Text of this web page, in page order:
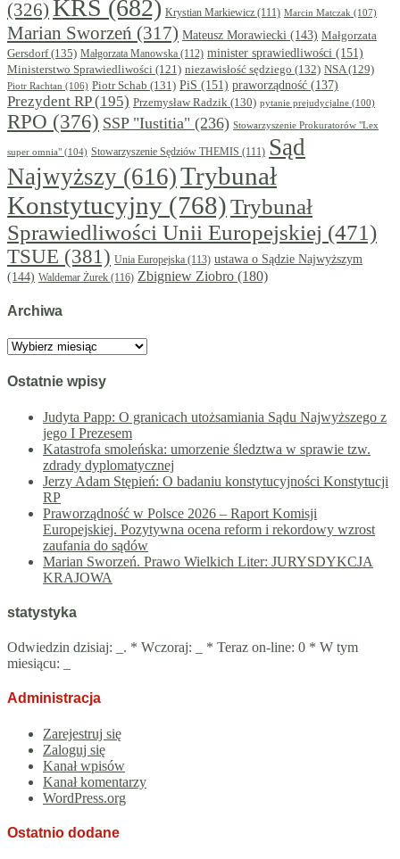
(326) KRS (682) Krystian Markiewicz (111) Marcin Matczak (107)
Marian Sworzeń (317) Mateusz Morawiecki (143) Małgorzata
Gersdorf(135) Małgorzata Manowska (112) minister sprawiedliwości (151)
Ministerstwo Sprawiedliwości (121) niezawisłość sędziego (132) NSA (129)
Piotr Rachtan (106) Piotr Schab (131) PiS (151) praworządność (137)
Prezydent RP(195) Przemysław Radzik (130) pytanie prejudycjalne (100)
RPO (376) SSP "Iustitia" (236) Stowarzyszenie Prokuratorów "Lex
super omnia" (104) Stowarzyszenie Sędziów THEMIS (111) Sąd
Najwyższy (616)Trybunał
Konstytucyjny (768)Trybunał
Sprawiedliwości Unii Europejskiej (471)
TSUE (381) Unia Europejska (113) ustawa o Sądzie Najwyższym
(144) Waldemar Żurek (116) Zbigniew Ziobro (180)
Archiwa
Archiwa
Ostatnie wpisy
Judyta Papp: O granicach utożsamiania Sądu Najwyższego z
jego I Prezesem
Katastrofa smoleńska: umorzenie śledztwa w sprawie tzw.
zdrady dyplomatycznej
Jerzy Adam Stępień: O badaniu konstytucyjności Konstytucji
RP
Praworządność w Polsce 2026 – Raport Komisji
Europejskiej. Pozytywna ocena reform i rekordowy wzrost
zaufania do sądów
Marian Sworzeń. Prawo Wielkich Liter: JURYSDYKCJA
KRAJOWA
statystyka
Odwiedzin dzisiaj: . * Wczoraj:
* Teraz on-line: 0 * W tym
miesiącu:
Administracja
Zarejestruj się
Zaloguj się
Kanał wpisów
Kanał komentarzy
WordPress.org
Ostatnio dodane